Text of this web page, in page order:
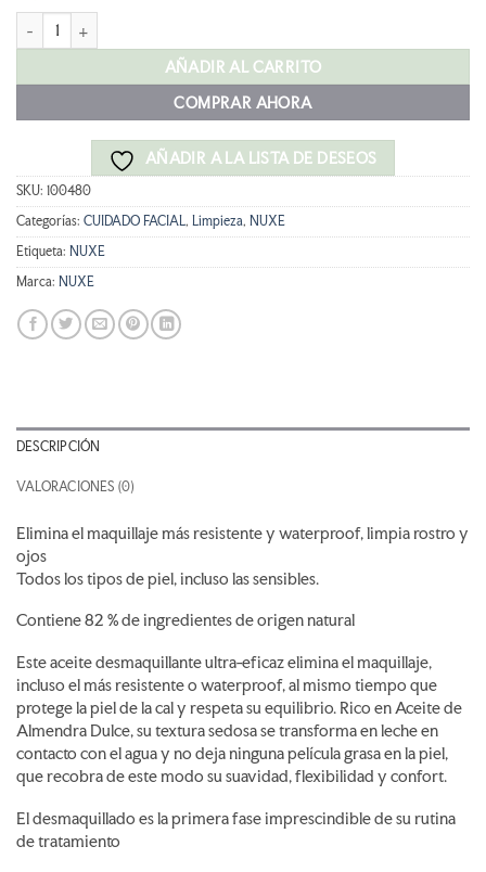
original
20,10 €.16,08 €.
NUXE VERY ROSE ACEITE DESMAQUILLANTE 150ML cantidad
AÑADIR AL CARRITO
COMPRAR AHORA
AÑADIR A LA LISTA DE DESEOS
SKU: 100480
Categorías: CUIDADO FACIAL, Limpieza, NUXE
Etiqueta: NUXE
Marca: NUXE
DESCRIPCIÓN
VALORACIONES (0)
Elimina el maquillaje más resistente y waterproof, limpia rostro y
ojos
Todos los tipos de piel, incluso las sensibles.
Contiene 82 % de ingredientes de origen natural
Este aceite desmaquillante ultra-eficaz elimina el maquillaje,
incluso el más resistente o waterproof, al mismo tiempo que
protege la piel de la cal y respeta su equilibrio. Rico en Aceite de
Almendra Dulce, su textura sedosa se transforma en leche en
contacto con el agua y no deja ninguna película grasa en la piel,
que recobra de este modo su suavidad, flexibilidad y confort.
El desmaquillado es la primera fase imprescindible de su rutina
de tratamiento